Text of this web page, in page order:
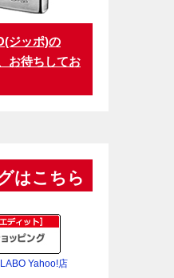
ジッポ)の
お待ちしてお
はこちら
Yahoo!店